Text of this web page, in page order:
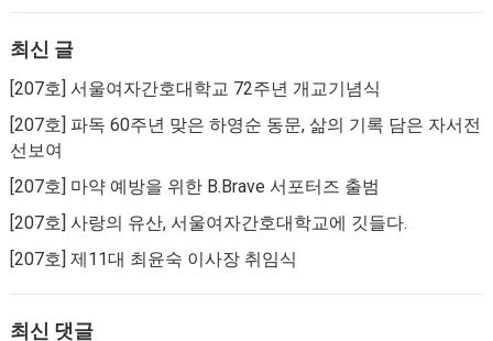
최신 글
[207호] 서울여자간호대학교 72주년 개교기념식
[207호] 파독 60주년 맞은 하영순 동문, 삶의 기록 담은 자서전
선보여
[207호] 마약 예방을 위한 B.Brave 서포터즈 출범
[207호] 사랑의 유산, 서울여자간호대학교에 깃들다.
[207호] 제11대 최윤숙 이사장 취임식
최신 댓글